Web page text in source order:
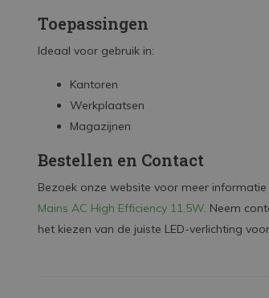
Toepassingen
Ideaal voor gebruik in:
Kantoren
Werkplaatsen
Magazijnen
Bestellen en Contact
Bezoek onze website voor meer
Mains AC High Efficiency 11.5W. Neem
het kiezen van de juiste LED-verlichting